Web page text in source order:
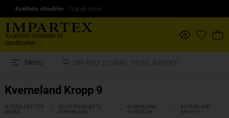
Kvalitets slitedeler Til gode priser
Kvalitets slitedeler til
landbruket
Menu
Kverneland Kropp 9
SLITEDELER ETTER
MERKE
DELER PASSENDE TIL
KVERNELAND
KVERNELAND
PLOGDELER
KVERNELAND
KROPP 9